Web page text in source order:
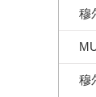
穆
穆